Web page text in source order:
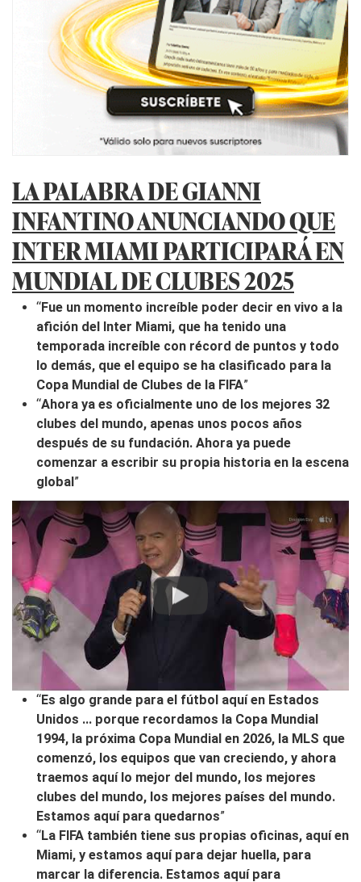
LA PALABRA DE GIANNI
INFANTINO ANUNCIANDO QUE
INTER MIAMI PARTICIPARÁ EN
MUNDIAL DE CLUBES 2025
“Fue un momento increíble poder decir en vivo a la
afición del Inter Miami, que ha tenido una
temporada increíble con récord de puntos y todo
lo demás, que el equipo se ha clasificado para la
Copa Mundial de Clubes de la FIFA”
“Ahora ya es oficialmente uno de los mejores 32
clubes del mundo, apenas unos pocos años
después de su fundación. Ahora ya puede
comenzar a escribir su propia historia en la escena
global ”
Play
“Es algo grande para el fútbol aquí en Estados
Unidos ... porque recordamos la Copa Mundial
1994, la próxima Copa Mundial en 2026, la MLS que
comenzó, los equipos que van creciendo, y ahora
traemos aquí lo mejor del mundo, los mejores
clubes del mundo, los mejores países del mundo.
Estamos aquí para quedarnos”
“La FIFA también tiene sus propias oficinas, aquí en
Miami, y estamos aquí para dejar huella, para
marcar la diferencia. Estamos aquí para